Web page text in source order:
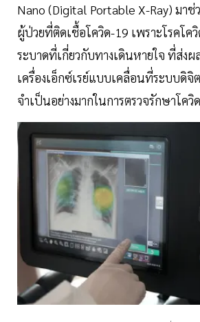
Nano (Digital Portable X-Ray) มา
ผู้ป่วยที่ติดเชื้อโควิด-19 เพราะโรคโค
ระบาดที่เกี่ยวกับทางเดินหายใจ ที่ส่งผ
เครื่องเอ็กซ์เรย์แบบเคลื่อนที่ระบบดิจิ
จำเป็นอย่างมากในการตรวจรักษาโควิ